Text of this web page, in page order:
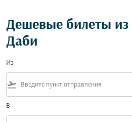
Дешевые билеты
Даби
Из
flight_takeoff
В